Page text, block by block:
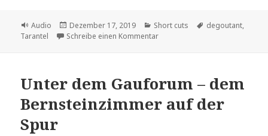
Format
Audio
Veröffentlicht
am
Dezember 17, 2019 Kategorien
Short cuts Schlagwörter
degoutant,
Tarantel
Schreibe einen Kommentarzu die Degoutarantel
Unter dem Gauforum – dem
Bernsteinzimmer auf der
Spur